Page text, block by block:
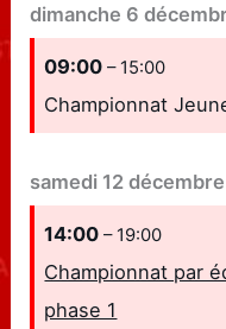
dimanche 6
09:00– 15:00
Championnat
samedi 12 décembre
14:00– 19:00
Championnat par
phase 1